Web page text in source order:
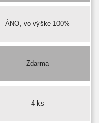
ÁNO, vo výške 100%
Zdarma
4 ks